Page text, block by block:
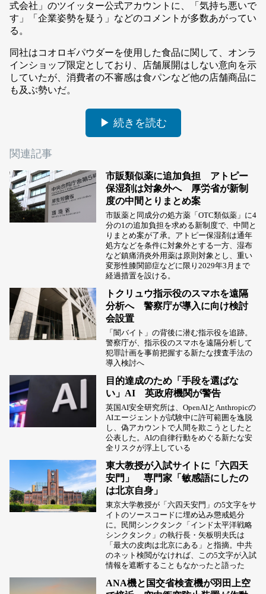
式会社」のツイッター公式アカウントに、「気持ち悪いで
す」「企業姿勢を疑う」などのコメントが多数あがってい
る。
同社はコオロギパウダーを使用した食品に関して、オンラ
インショップ限定としており、店舗展開はしない意向を示
していたが、消費者の不審感は食パンなど他の店舗商品に
も及ぶ勢いだ。
▶ 続きを読む
関連記事
市販類似薬に追加負担 アトピー
保湿剤は対象外へ 厚労省が新制
度の中間とりまとめ案
市販薬と同成分の処方薬「OTC類似薬」に4
分の1の追加負担を求める新制度で、中間と
りまとめ案が了承。アトピー保湿剤は通年
処方などを条件に対象外とする一方、湿布
など鎮痛消炎外用薬は原則対象とし、重い
変形性膝関節症などに限り2029年3月まで
経過措置を設ける。
トクリュウ指示役のスマホを遠隔
分析へ 警察庁が導入に向け検討
会設置
「闇バイト」の背後に潜む指示役を追跡。
警察庁が、指示役のスマホを遠隔分析して
犯罪計画を事前把握する新たな捜査手法の
導入検討へ
目的達成のため「手段を選ばな
い」AI 英政府機関が警告
英国AI安全研究所は、OpenAIとAnthropicの
AIエージェントが試験中に許可範囲を逸脱
し、偽アカウントで人間を欺こうとしたと
公表した。AIの自律行動をめぐる新たな安
全リスクが浮上している
東大教授が入試サイトに「六四天
安門」 専門家「敏感語にしたの
は北京自身」
東京大学教授が「六四天安門」の5文字をサ
イトのソースコードに埋め込み懲戒処分
に。民間シンクタンク「インド太平洋戦略
シンクタンク」の執行長・矢板明夫氏は
「最大の皮肉は北京にある」と指摘。中共
のネット検閲がなければ、この5文字が入試
情報を遮断することもなかったと語った
ANA機と国交省検査機が羽田上空